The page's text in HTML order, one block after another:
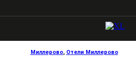
Миллерово, Отели Миллерово